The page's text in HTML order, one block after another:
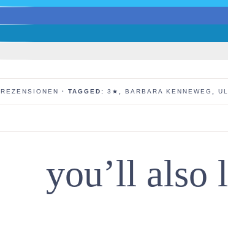
REZENSIONEN · TAGGED: 3★ BARBARA KENNEWEG
you’ll also